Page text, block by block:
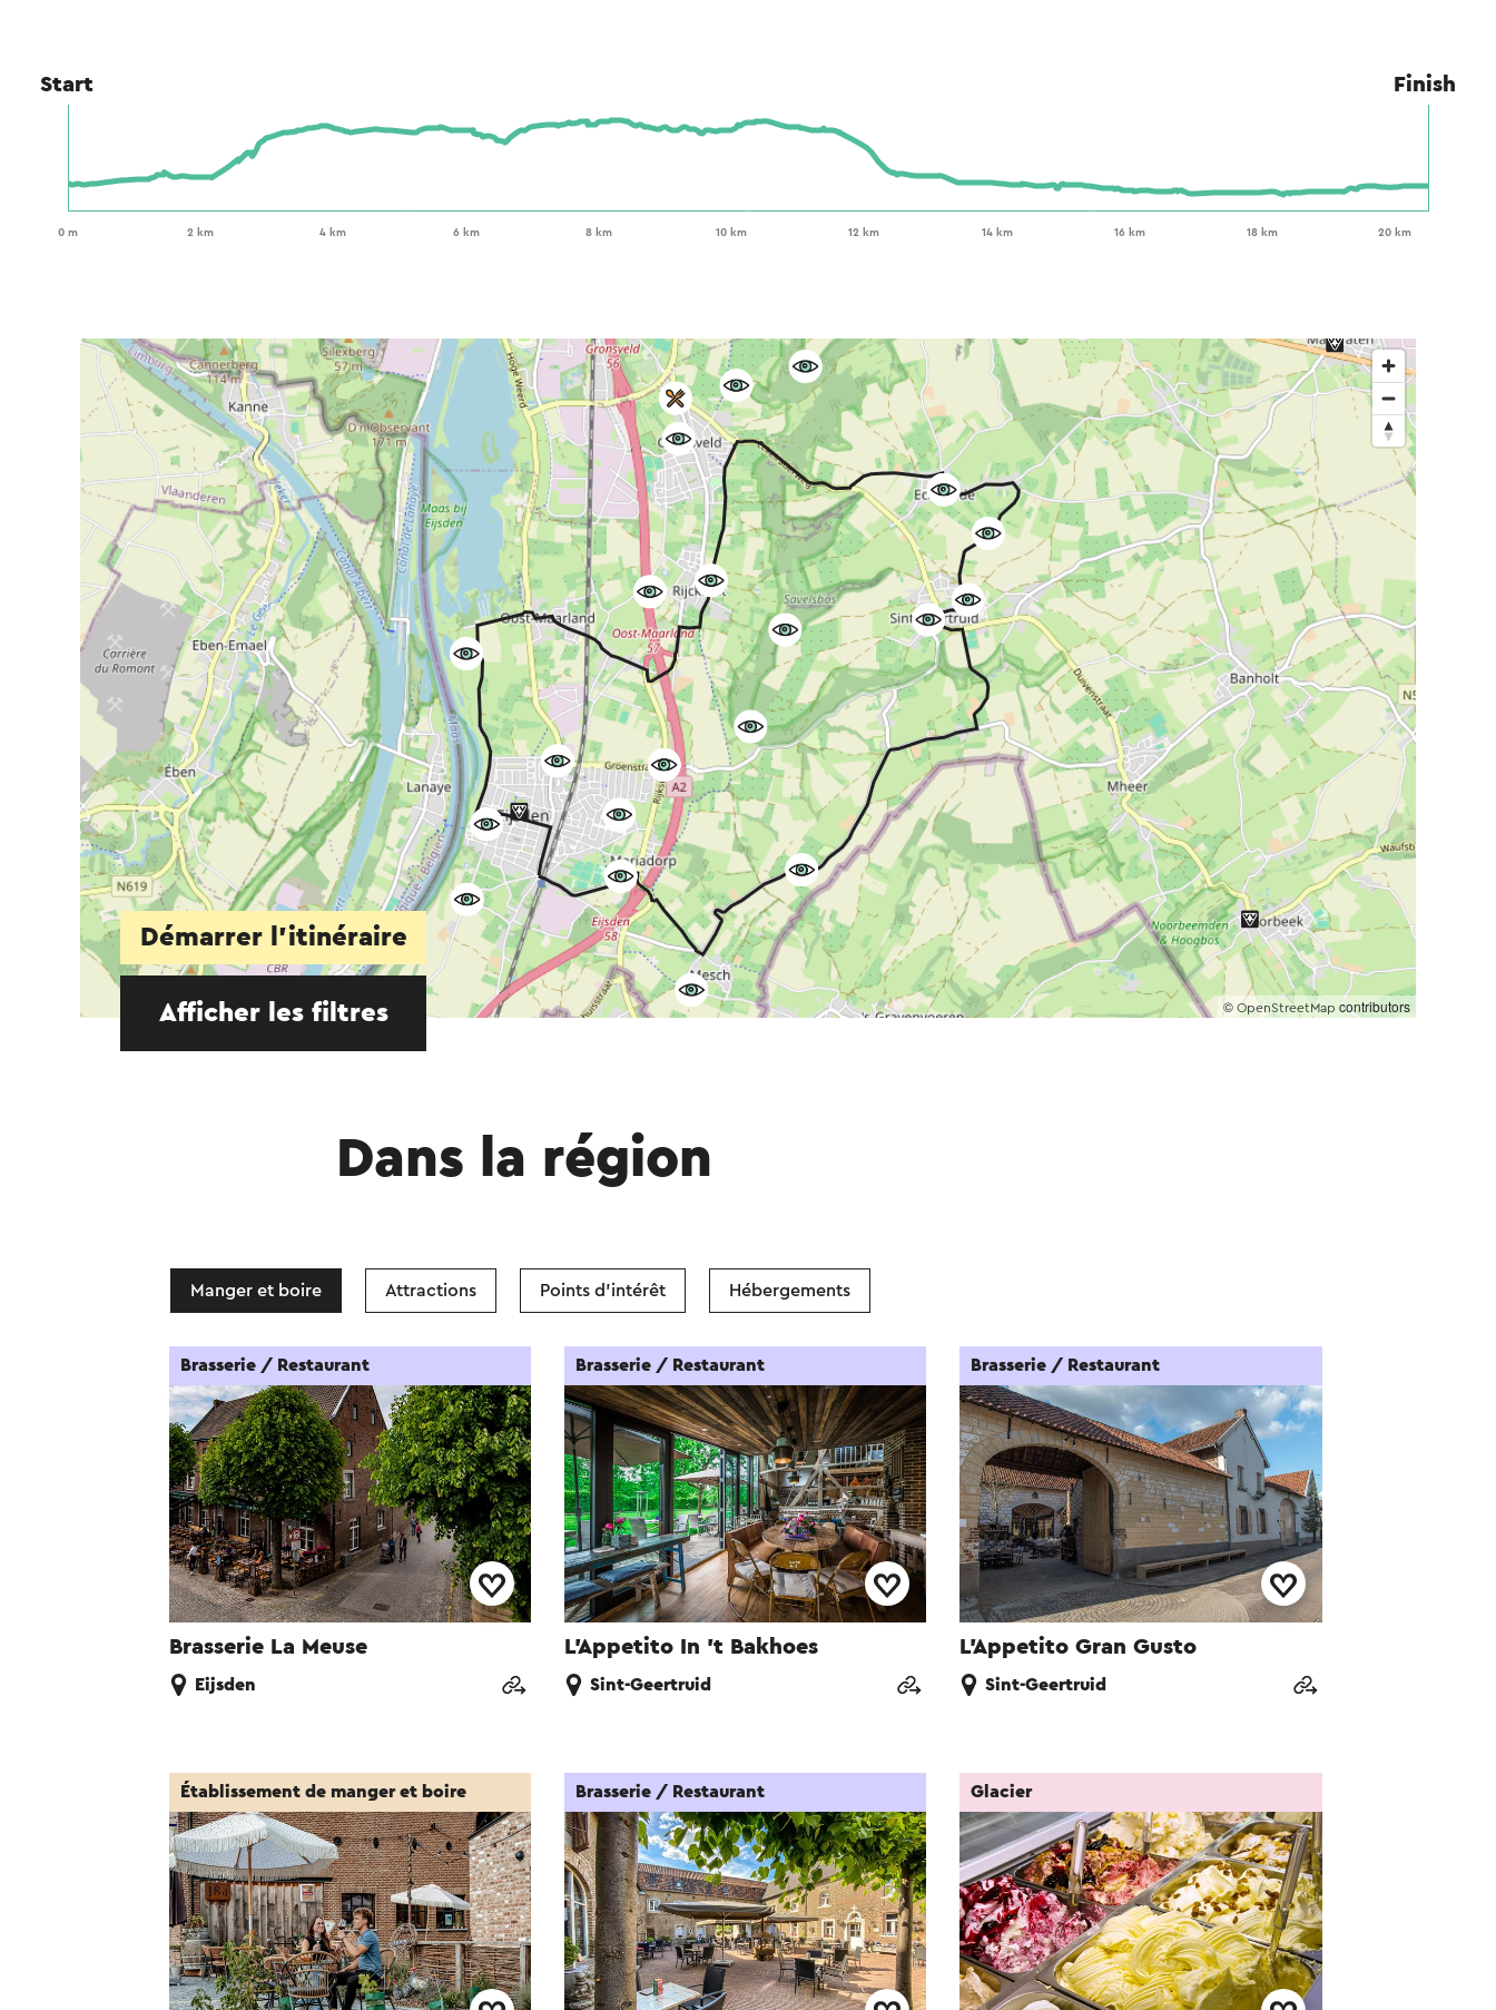
Start Finish
© OpenStreetMap contributors
Démarrer l’itinéraire
Afficher les filtres
Dans la région
Manger et boire Attractions Points d'intérêt Hébergements
Brasserie La Meuse
Brasserie / Restaurant
Eijsden
L'Appetito In 't Bakhoes
Brasserie / Restaurant
Sint-Geertruid
L'Appetito Gran Gusto
Brasserie / Restaurant
Sint-Geertruid
Établissement de manger et boire Brasserie / Restaurant Glacier